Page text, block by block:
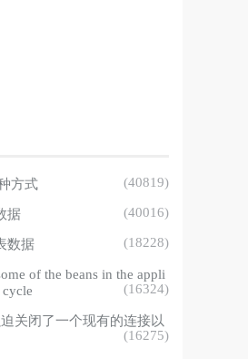
方式 (40819)
据 (40016)
数据 (18228)
of the beans in the appli
(16324)
关闭了一个现有的连接以
(16275)